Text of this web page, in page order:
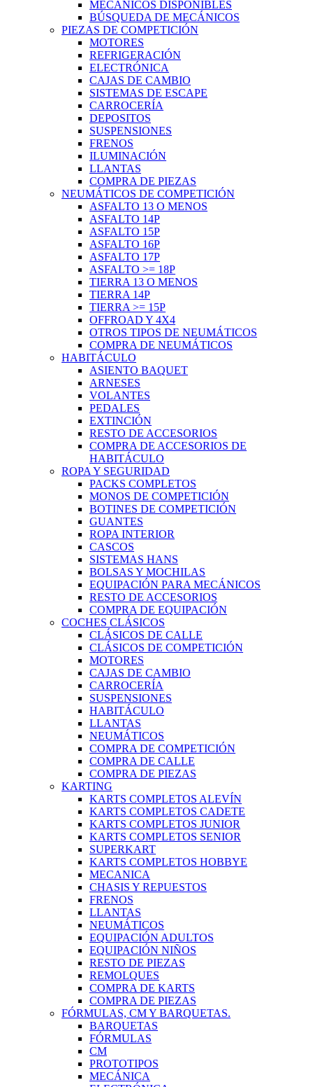
MECÁNICOS DISPONIBLES
BÚSQUEDA DE MECÁNICOS
PIEZAS DE COMPETICIÓN
MOTORES
REFRIGERACIÓN
ELECTRÓNICA
CAJAS DE CAMBIO
SISTEMAS DE ESCAPE
CARROCERÍA
DEPOSITOS
SUSPENSIONES
FRENOS
ILUMINACIÓN
LLANTAS
COMPRA DE PIEZAS
NEUMÁTICOS DE COMPETICIÓN
ASFALTO 13 O MENOS
ASFALTO 14P
ASFALTO 15P
ASFALTO 16P
ASFALTO 17P
ASFALTO >= 18P
TIERRA 13 O MENOS
TIERRA 14P
TIERRA >= 15P
OFFROAD Y 4X4
OTROS TIPOS DE NEUMÁTICOS
COMPRA DE NEUMÁTICOS
HABITÁCULO
ASIENTO BAQUET
ARNESES
VOLANTES
PEDALES
EXTINCIÓN
RESTO DE ACCESORIOS
COMPRA DE ACCESORIOS DE
HABITÁCULO
ROPA Y SEGURIDAD
PACKS COMPLETOS
MONOS DE COMPETICIÓN
BOTINES DE COMPETICIÓN
GUANTES
ROPA INTERIOR
CASCOS
SISTEMAS HANS
BOLSAS Y MOCHILAS
EQUIPACIÓN PARA MECÁNICOS
RESTO DE ACCESORIOS
COMPRA DE EQUIPACIÓN
COCHES CLÁSICOS
CLÁSICOS DE CALLE
CLÁSICOS DE COMPETICIÓN
MOTORES
CAJAS DE CAMBIO
CARROCERÍA
SUSPENSIONES
HABITÁCULO
LLANTAS
NEUMÁTICOS
COMPRA DE COMPETICIÓN
COMPRA DE CALLE
COMPRA DE PIEZAS
KARTING
KARTS COMPLETOS ALEVÍN
KARTS COMPLETOS CADETE
KARTS COMPLETOS JUNIOR
KARTS COMPLETOS SENIOR
SUPERKART
KARTS COMPLETOS HOBBYE
MECANICA
CHASIS Y REPUESTOS
FRENOS
LLANTAS
NEUMÁTICOS
EQUIPACIÓN ADULTOS
EQUIPACIÓN NIÑOS
RESTO DE PIEZAS
REMOLQUES
COMPRA DE KARTS
COMPRA DE PIEZAS
FÓRMULAS, CM Y BARQUETAS.
BARQUETAS
FÓRMULAS
CM
PROTOTIPOS
MECÁNICA